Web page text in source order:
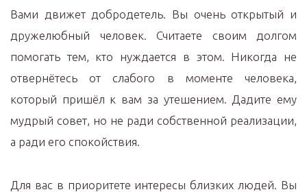
Вами движет добродетель. Вы очень открытый и
дружелюбный человек. Считаете своим долгом
помогать тем, кто нуждается в этом. Никогда не
отвернётесь от слабого в моменте человека,
который пришёл к вам за утешением. Дадите ему
мудрый совет, но не ради собственной реализации,
а ради его спокойствия.
Для вас в приоритете интересы близких людей. Вы